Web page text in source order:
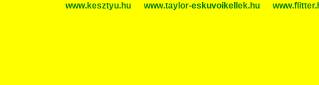
www.kesztyu.hu
www.taylor-eskuvoikellek.hu